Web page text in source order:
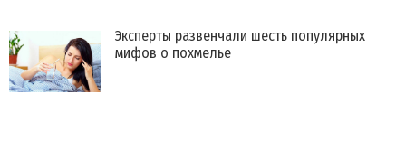
Эксперты развенчали шесть популярных
мифов о похмелье